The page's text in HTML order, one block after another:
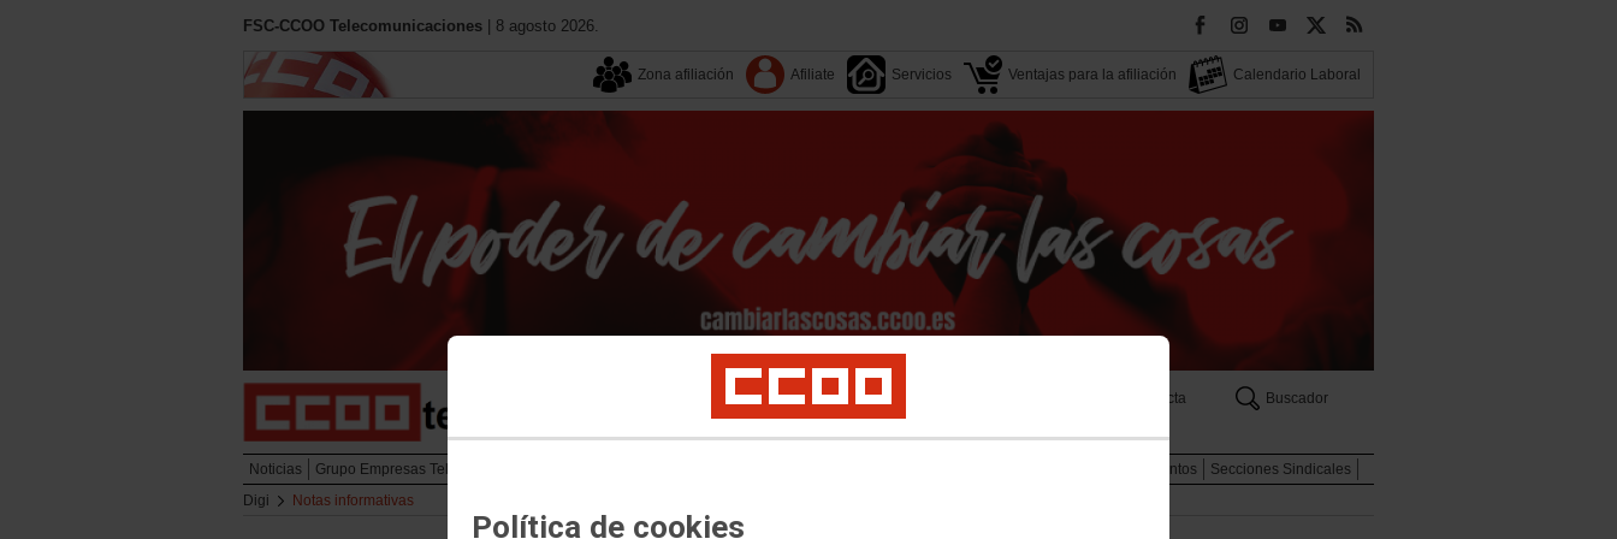
Política de cookies
FSC-CCOO Telecomunicaciones | 8 agosto 2026.
Zona afiliación Afiliate Servicios Ventajas para la afiliación Calendario Laboral
Tu sindicato Contacta
Buscador
Noticias Grupo Empresas Telefónica Documentos
Secciones Sindicales
Digi
Notas informativas